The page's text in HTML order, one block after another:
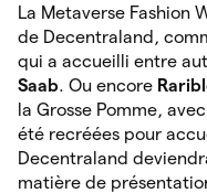
La Metaverse Fashion
de Decentraland,
qui a accueilli entre
Saab. Ou encore
la Grosse Pomme,
été recréées pour
Decentraland
matière de